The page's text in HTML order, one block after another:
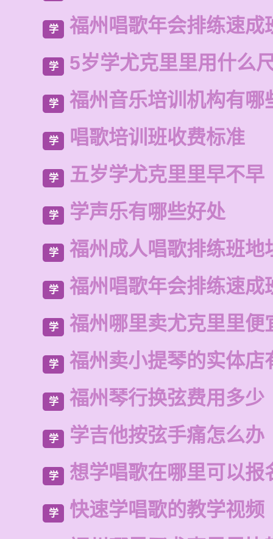
学 福州唱歌年会排练速成
学 5岁学尤克里里用什么
学 福州音乐培训机构有哪
学 唱歌培训班收费标准
学 五岁学尤克里里早不早
学 学声乐有哪些好处
学 福州成人唱歌排练班地
学 福州唱歌年会排练速成
学 福州哪里卖尤克里里便
学 福州卖小提琴的实体店
学 福州琴行换弦费用多少
学 学吉他按弦手痛怎么办
学 想学唱歌在哪里可以报
学
快速学唱歌的教学视频